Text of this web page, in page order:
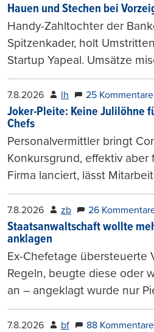
Hauen und Stechen bei
Handy-Zahltochter der
Spitzenkader, holt
Startup Yapeal. Umsätze
7.8.2026 lh 25 Kommentare
Joker-Pleite: Keine Julilöhne
Chefs
Personalvermittler bringt
Konkursgrund, effektiv aber
Firma lanciert, lässt
7.8.2026 zb 26
Staatsanwaltschaft wollte
anklagen
Ex-Chefetage übersteuerte
Regeln, beugte diese oder
an – angeklagt wurde nur
7.8.2026 bf 88 Kommentare